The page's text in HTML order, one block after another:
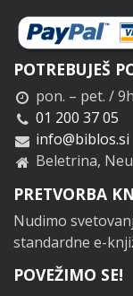
POTREBUJEŠ
pon. – pet. /
01 200 37 05
info@biblos.si
Beletrina,
PRETVORBA
Nudimo
standardne e-
POVEŽIMO SE!